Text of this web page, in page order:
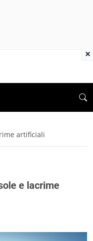
artificiali
e lacrime
×